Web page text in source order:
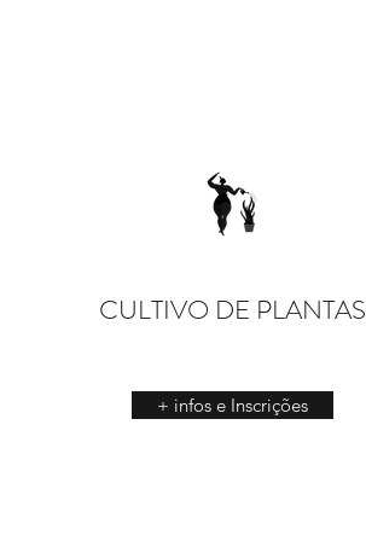
CULTIVO DE PLANTAS
+ infos e Inscrições